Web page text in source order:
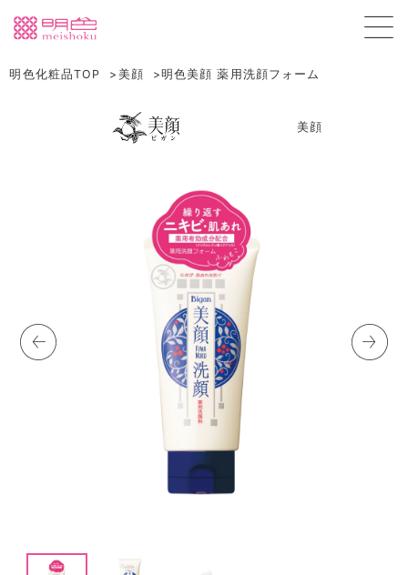
明色化粧品TOP 美顔 明色美顔 薬用洗顔フォーム
美顔